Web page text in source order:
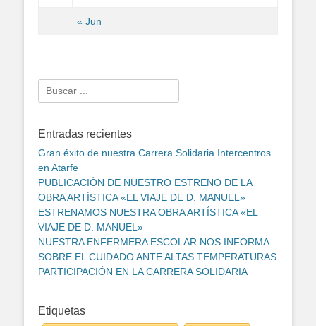
« Jun
Search
for:
Entradas recientes
Gran éxito de nuestra Carrera Solidaria Intercentros
en Atarfe
PUBLICACIÓN DE NUESTRO ESTRENO DE LA
OBRA ARTÍSTICA «EL VIAJE DE D. MANUEL»
ESTRENAMOS NUESTRA OBRA ARTÍSTICA «EL
VIAJE DE D. MANUEL»
NUESTRA ENFERMERA ESCOLAR NOS INFORMA
SOBRE EL CUIDADO ANTE ALTAS TEMPERATURAS
PARTICIPACIÓN EN LA CARRERA SOLIDARIA
Etiquetas